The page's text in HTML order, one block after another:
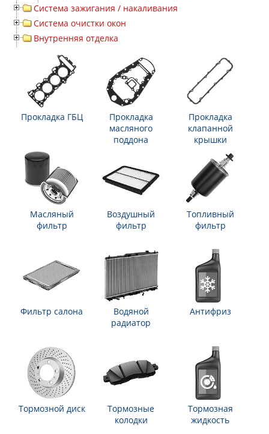
Система зажигания / накаливания
Система очистки окон
Внутренняя отделка
Прокладка ГБЦ
Прокладка
масляного
поддона
Прокладка
клапанной
крышки
Масляный
фильтр
Воздушный
фильтр
Топливный
фильтр
Фильтр салона
Водяной
радиатор
Антифриз
Тормозной диск
Тормозные
колодки
Тормозная
жидкость